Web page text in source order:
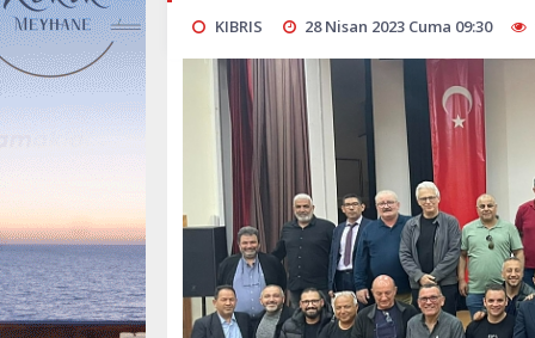
KIBRIS 28 Nisan 2023 Cuma 09:30